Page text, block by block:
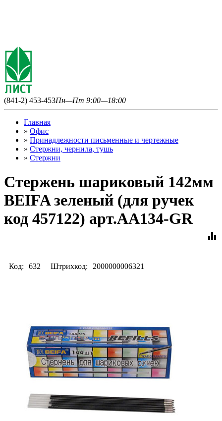
(841-2) 453-453Пн—Пт 9:00—18:00
Главная
» Офис
» Принадлежности письменные и чертежные
» Стержни, чернила, тушь
» Стержни
Стержень шариковый 142мм
BEIFA зеленый (для ручек
код 457122) арт.АА134-GR
equalizer
Код: 632 Штрихкод: 2000000006321